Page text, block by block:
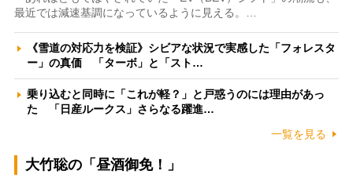
最近では減速基調になっているように見える。…
《雪道の対応力を検証》シビアな状況で実感した「フォレスタ
ー」の真価 「ターボ」と「スト…
乗り込むと同時に「これが軽？」と戸惑うのには理由があっ
た 「日産ルークス」さらなる躍進…
一覧を見る
大竹聡の「昼酒御免！」